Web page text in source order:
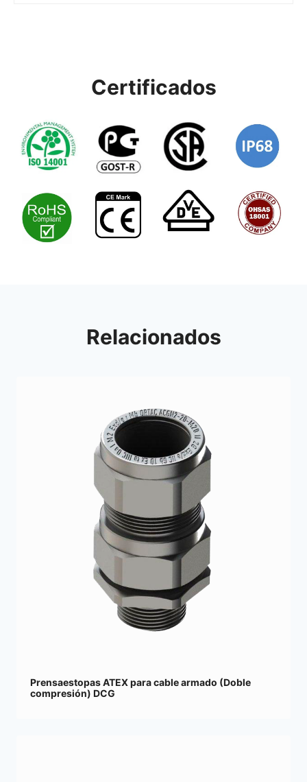
Certificados
Relacionados
Prensaestopas ATEX para cable armado (Doble
compresión) DCG